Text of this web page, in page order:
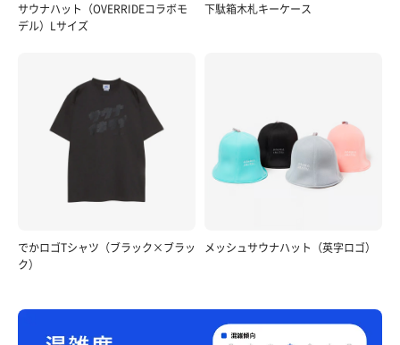
サウナハット（OVERRIDEコラボモ
デル）Lサイズ
下駄箱木札キーケース
でかロゴTシャツ（ブラック×ブラッ
ク）
メッシュサウナハット（英字ロゴ）